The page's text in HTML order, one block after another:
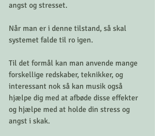
angst og stresset.
Når man er i denne tilstand, så skal
systemet falde til ro igen.
Til det formål kan man anvende mange
forskellige redskaber, teknikker, og
interessant nok så kan musik også
hjælpe dig med at afbøde disse effekter
og hjælpe med at holde din stress og
angst i skak.